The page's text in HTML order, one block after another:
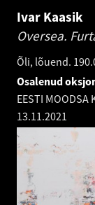
Ivar Kaasik
Oversea.
Õli, lõuend.
Osalenud
EESTI MOODSA
13.11.2021